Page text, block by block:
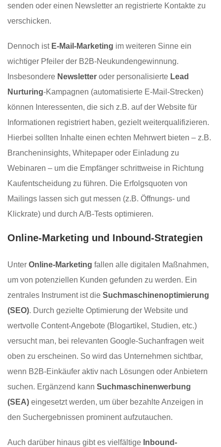
senden oder einen Newsletter an registrierte Kontakte zu
verschicken.
Dennoch ist E-Mail-Marketing im weiteren Sinne ein
wichtiger Pfeiler der B2B-Neukundengewinnung.
Insbesondere Newsletter oder personalisierte Lead
Nurturing-Kampagnen (automatisierte E-Mail-Strecken)
können Interessenten, die sich z.B. auf der Website für
Informationen registriert haben, gezielt weiterqualifizieren.
Hierbei sollten Inhalte einen echten Mehrwert bieten – z.B.
Brancheninsights, Whitepaper oder Einladung zu
Webinaren – um die Empfänger schrittweise in Richtung
Kaufentscheidung zu führen. Die Erfolgsquoten von
Mailings lassen sich gut messen (z.B. Öffnungs- und
Klickrate) und durch A/B-Tests optimieren.
Online-Marketing und Inbound-Strategien
Unter Online-Marketing fallen alle digitalen Maßnahmen,
um von potenziellen Kunden gefunden zu werden. Ein
zentrales Instrument ist die Suchmaschinenoptimierung
(SEO). Durch gezielte Optimierung der Website und
wertvolle Content-Angebote (Blogartikel, Studien, etc.)
versucht man, bei relevanten Google-Suchanfragen weit
oben zu erscheinen. So wird das Unternehmen sichtbar,
wenn B2B-Einkäufer aktiv nach Lösungen oder Anbietern
suchen. Ergänzend kann Suchmaschinenwerbung
(SEA) eingesetzt werden, um über bezahlte Anzeigen in
den Suchergebnissen prominent aufzutauchen.
Auch darüber hinaus gibt es vielfältige Inbound-